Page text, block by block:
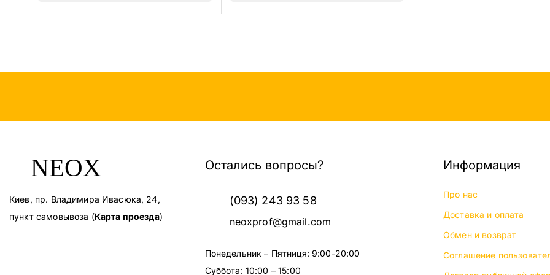
Киев, пр. Владимира Ивасюка, 24,
пункт самовывоза (Карта проезда)
Остались вопросы?
(093) 243 93 58
neoxprof@gmail.com
Понедельник – Пятниця: 9:00-20:00
Суббота: 10:00 – 15:00
Информация
Про нас
Доставка и оплата
Обмен и возврат
Соглашение